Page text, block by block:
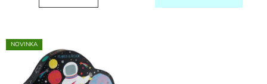
NOVINKA